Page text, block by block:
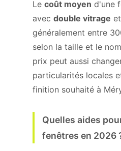
Le coût moyen d'une
avec double vitrage
généralement entre
selon la taille et le
prix peut aussi
particularités locales
finition souhaité à
Quelles aides
fenêtres en 2026